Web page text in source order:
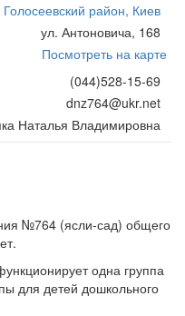
Голосеевский район, Киев
ул. Антоновича, 168
Посмотреть на карте
(044)528-15-69
dnz764@ukr.net
Наталья Владимировна
№764 (ясли-сад) общего
одна группа
для детей дошкольного